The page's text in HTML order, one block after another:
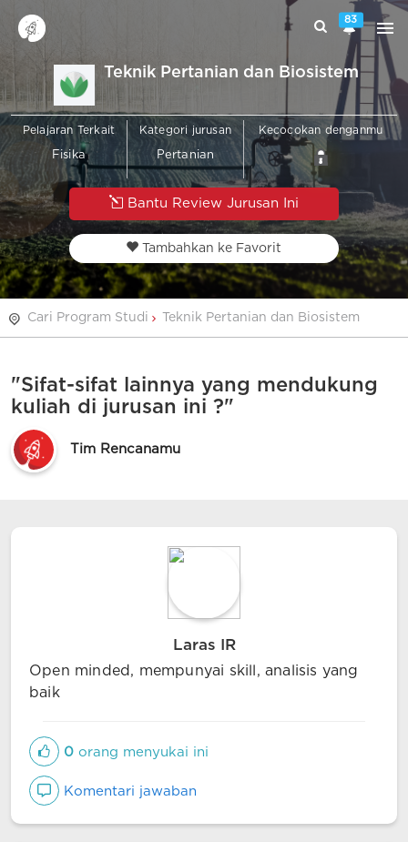
83
Teknik Pertanian dan Biosistem
Pelajaran Terkait
Fisika
Kategori jurusan
Pertanian
Kecocokan denganmu
Bantu Review Jurusan Ini
Tambahkan ke Favorit
Cari Program Studi Teknik Pertanian dan Biosistem
"Sifat-sifat lainnya yang mendukung
kuliah di jurusan ini ?"
Tim Rencanamu
Laras IR
Open minded, mempunyai skill, analisis yang
baik
0 orang menyukai ini
Komentari jawaban